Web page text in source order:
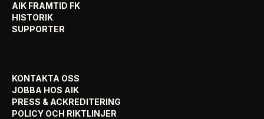
AIK FRAMTID FK
HISTORIK
SUPPORTER
KONTAKTA OSS
JOBBA HOS AIK
PRESS & ACKREDITERING
POLICY OCH RIKTLINJER